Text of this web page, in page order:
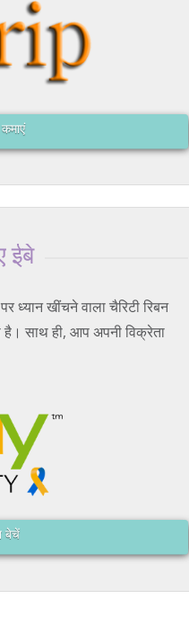
ईबे
खींचने वाला चैरिटी रिबन
है। साथ ही, आप अपनी विक्रेता
बेचें